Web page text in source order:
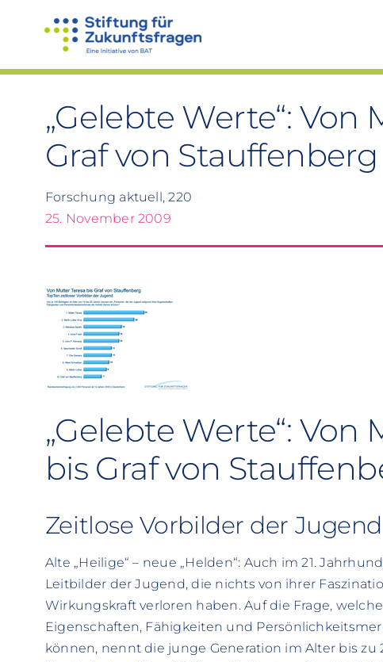
„Gelebte Werte“: Von
Graf von Stauffenberg
Forschung aktuell, 220
25. November 2009
„Gelebte Werte“: Von
bis Graf von
Zeitlose Vorbilder der
Alte „Heilige“ – neue „Helden“: Auch im 21.
Leitbilder der Jugend, die nichts von ihrer
Wirkungskraft verloren haben. Auf die Frage,
Eigenschaften, Fähigkeiten und
können, nennt die junge Generation im Alter bis zu